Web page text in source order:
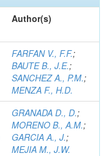
Author(s)
FARFAN V., F.F.;
BAUTE B., J.E.;
SANCHEZ A., P.M.;
MENZA F., H.D.
GRANADA D., D.;
MORENO B., A.M.;
GARCIA A., J.;
MEJIA M., J.W.